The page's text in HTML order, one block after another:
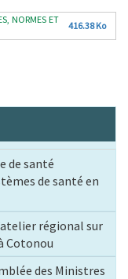
NORMES ET
416.38 Ko
de santé
de santé en
régional sur
Cotonou
des Ministres